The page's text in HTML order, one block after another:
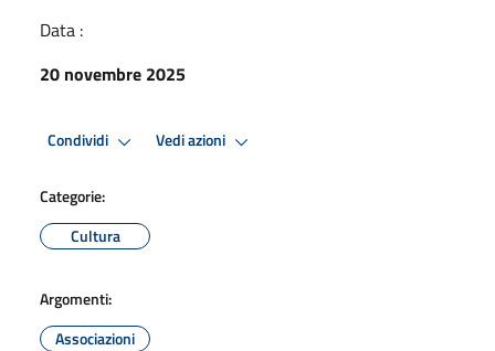
Data :
20 novembre 2025
Condividi Vedi azioni
Categorie:
Cultura
Argomenti:
Associazioni